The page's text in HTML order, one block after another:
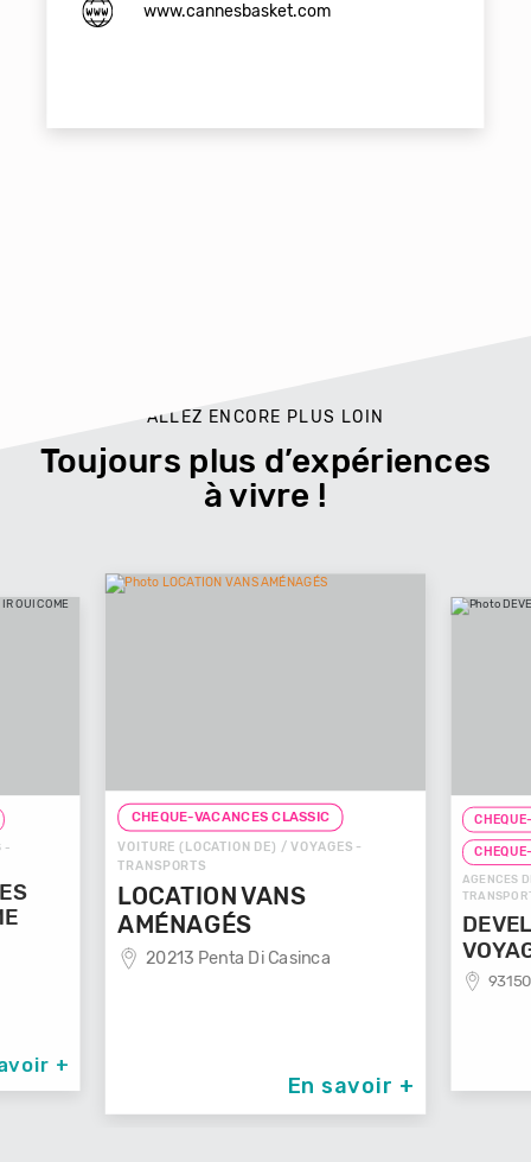
www.cannesbasket.com
ALLEZ ENCORE PLUS LOIN
Toujours plus d’expériences
à vivre !
-
+
CHEQUE-VACANCES CLASSIC
VOITURE (LOCATION DE) / VOYAGES -
TRANSPORTS
LOCATION VANS
AMÉNAGÉS
20213 Penta Di Casinca
En savoir +
AGENCES